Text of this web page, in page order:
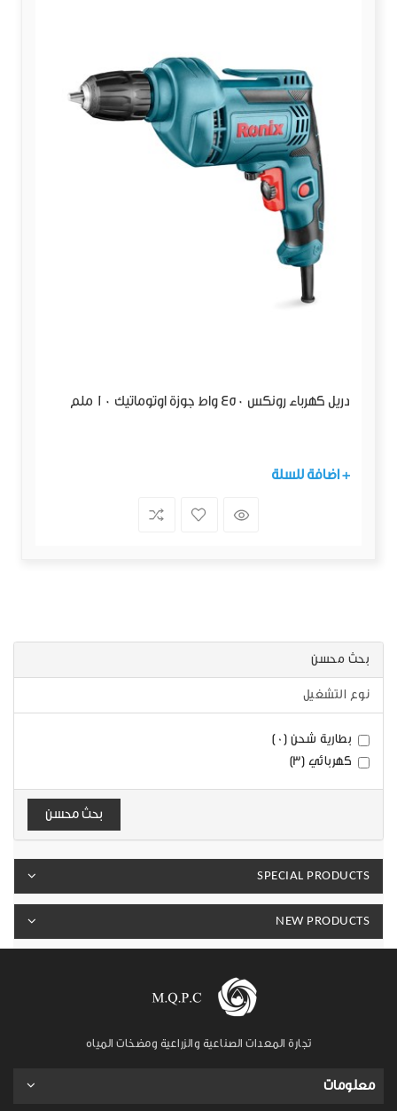
دريل كهرباء رونكس 450 واط جوزة اوتوماتيك 10 ملم
+ اضافة للسلة
بحث محسن
نوع التشغيل
بطارية شحن (0)
كهربائي (3)
بحث محسن
SPECIAL PRODUCTS
NEW PRODUCTS
تجارة المعدات الصناعية والزراعية ومضخات المياه
معلومات